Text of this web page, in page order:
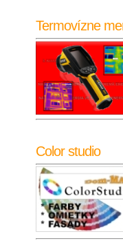
Termovízne
Color studio